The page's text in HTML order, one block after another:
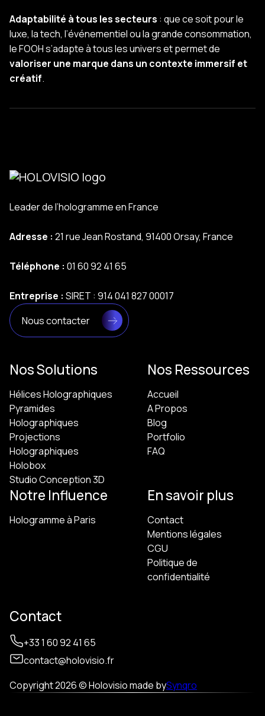
Adaptabilité à tous les secteurs : que ce soit pour le
luxe, la tech, l’événementiel ou la grande consommation,
le FOOH s’adapte à tous les univers et permet de
valoriser une marque dans un contexte immersif et
créatif.
Leader de l’hologramme en France
Adresse : 21 rue Jean Rostand, 91400 Orsay, France
Téléphone : 01 60 92 41 65
Entreprise : SIRET : 914 041 827 00017
Nous contacter
Nos Solutions
Hélices Holographiques
Pyramides
Holographiques
Projections
Holographiques
Holobox
Studio Conception 3D
Nos Ressources
Accueil
A Propos
Blog
Portfolio
FAQ
Notre Influence
Hologramme à Paris
En savoir plus
Contact
Mentions légales
CGU
Politique de
confidentialité
Contact
+33 1 60 92 41 65
contact@holovisio.fr
Copyright 2026 © Holovisio made bySynqro